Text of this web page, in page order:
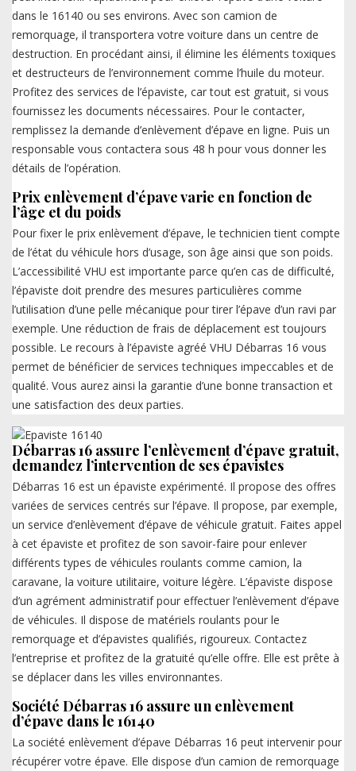
dans le 16140 ou ses environs. Avec son camion de
remorquage, il transportera votre voiture dans un centre de
destruction. En procédant ainsi, il élimine les éléments toxiques
et destructeurs de l’environnement comme l’huile du moteur.
Profitez des services de l’épaviste, car tout est gratuit, si vous
fournissez les documents nécessaires. Pour le contacter,
remplissez la demande d’enlèvement d’épave en ligne. Puis un
responsable vous contactera sous 48 h pour vous donner les
détails de l’opération.
Prix enlèvement d’épave varie en fonction de
l’âge et du poids
Pour fixer le prix enlèvement d’épave, le technicien tient compte
de l’état du véhicule hors d’usage, son âge ainsi que son poids.
L’accessibilité VHU est importante parce qu’en cas de difficulté,
l’épaviste doit prendre des mesures particulières comme
l’utilisation d’une pelle mécanique pour tirer l’épave d’un ravi par
exemple. Une réduction de frais de déplacement est toujours
possible. Le recours à l’épaviste agréé VHU Débarras 16 vous
permet de bénéficier de services techniques impeccables et de
qualité. Vous aurez ainsi la garantie d’une bonne transaction et
une satisfaction des deux parties.
Débarras 16 assure l’enlèvement d’épave gratuit,
demandez l’intervention de ses épavistes
Débarras 16 est un épaviste expérimenté. Il propose des offres
variées de services centrés sur l’épave. Il propose, par exemple,
un service d’enlèvement d’épave de véhicule gratuit. Faites appel
à cet épaviste et profitez de son savoir-faire pour enlever
différents types de véhicules roulants comme camion, la
caravane, la voiture utilitaire, voiture légère. L’épaviste dispose
d’un agrément administratif pour effectuer l’enlèvement d’épave
de véhicules. Il dispose de matériels roulants pour le
remorquage et d’épavistes qualifiés, rigoureux. Contactez
l’entreprise et profitez de la gratuité qu’elle offre. Elle est prête à
se déplacer dans les villes environnantes.
Société Débarras 16 assure un enlèvement
d’épave dans le 16140
La société enlèvement d’épave Débarras 16 peut intervenir pour
récupérer votre épave. Elle dispose d’un camion de remorquage